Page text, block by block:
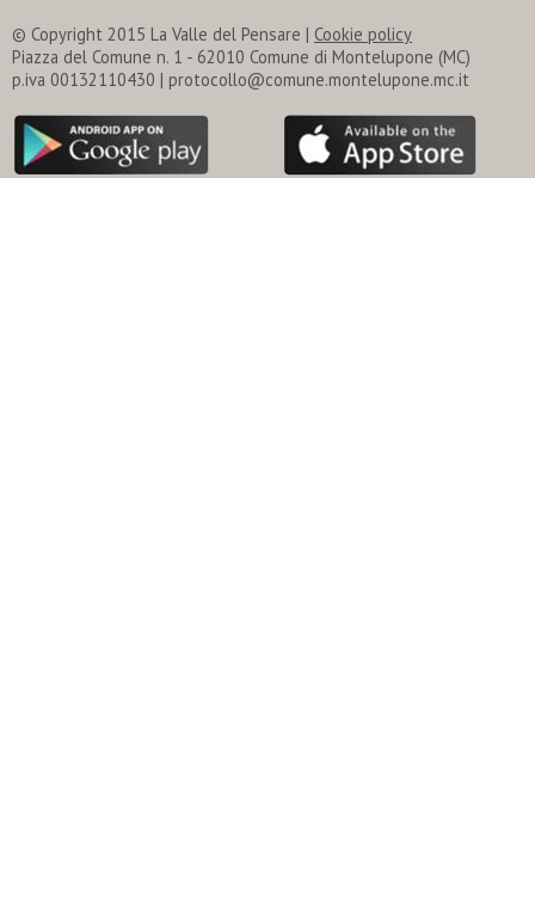
© Copyright 2015 La Valle del Pensare | Cookie policy
Piazza del Comune n. 1 - 62010 Comune di Montelupone (MC)
p.iva 00132110430 | protocollo@comune.montelupone.mc.it